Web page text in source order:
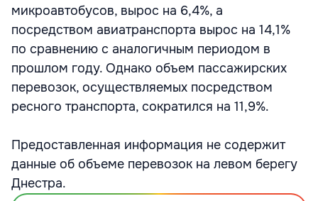
микроавтобусов, вырос на 6,4%, а
посредством авиатранспорта вырос на 14,1%
по сравнению с аналогичным периодом в
прошлом году. Однако объем пассажирских
перевозок, осуществляемых посредством
ресного транспорта, сократился на 11,9%.
Предоставленная информация не содержит
данные об объеме перевозок на левом берегу
Днестра.